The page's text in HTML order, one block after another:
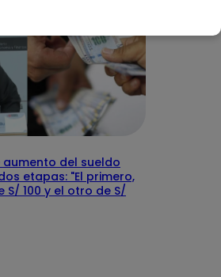
aumento del sueldo
etapas: "El primero,
S/ 100 y el otro de S/